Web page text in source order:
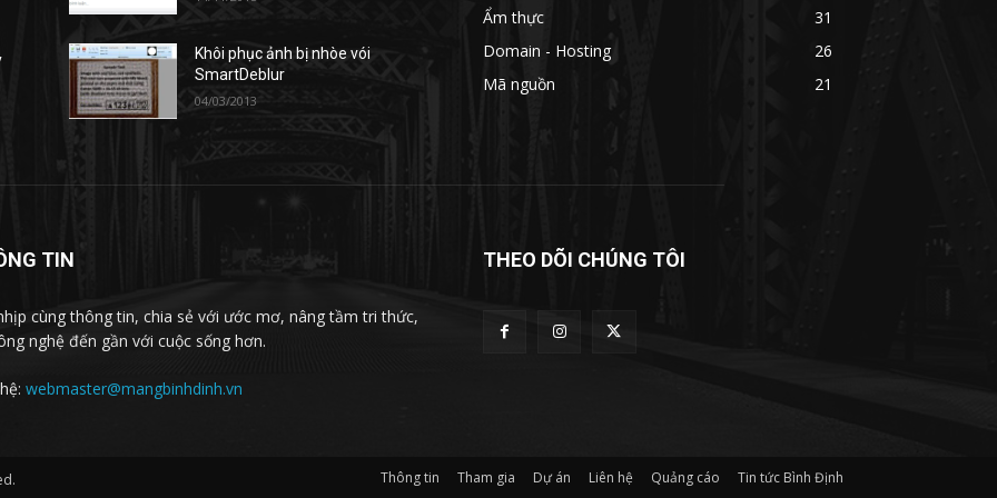
Khôi phục ảnh bị nhòe vói
SmartDeblur
04/03/2013
Ẩm thực
31
Domain - Hosting
26
Mã nguồn
21
TIN
cùng thông tin, chia sẻ với ước mơ, nâng tầm tri thức,
nghệ đến gần với cuộc sống hơn.
webmaster@mangbinhdinh.vn
THEO DÕI CHÚNG TÔI
Thông tin Tham gia Dự án Liên hệ Quảng cáo Tin tức Bình Định